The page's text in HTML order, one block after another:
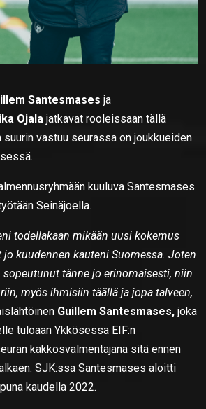
Santesmases ja
Ojala jatkavat rooleissaan tällä
vastuu seurassa on joukkueiden
kuuluva Santesmases
Seinäjoella.
todellakaan mikään uusi kokemus
jo kuudennen kauteni Suomessa. Joten
sopeutunut tänne jo erinomaisesti, niin
myös ihmisiin täällä ja jopa talveen,
Guillem Santesmases, joka
tuloaan Ykkösessä EIF:n
kakkosvalmentajana sitä ennen
SJK:ssa Santesmases aloitti
kaudella 2022.